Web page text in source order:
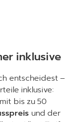
inklusive
entscheidest –
inklusive:
bis zu 50
und der